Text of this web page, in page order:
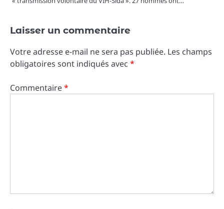
Laisser un commentaire
Votre adresse e-mail ne sera pas publiée. Les champs
obligatoires sont indiqués avec *
Commentaire*